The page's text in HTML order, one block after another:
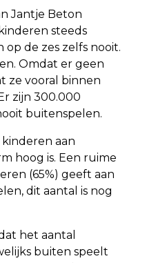
Jantje Beton
steeds
de zes zelfs nooit.
Omdat er geen
ze vooral binnen
zijn 300.000
buitenspelen.
aan
hoog is. Een ruime
(65%) geeft aan
dit aantal is nog
het aantal
buiten speelt